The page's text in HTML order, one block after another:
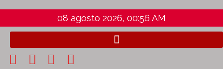
08 agosto 2026, 00:56 AM